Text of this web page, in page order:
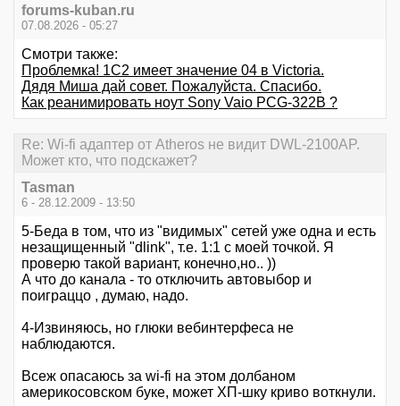
forums-kuban.ru
07.08.2026 - 05:27
Смотри также:
Проблемка! 1С2 имеет значение 04 в Victoria.
Дядя Миша дай совет. Пожалуйста. Спасибо.
Как реанимировать ноут Sony Vaio PCG-322B ?
Re: Wi-fi адаптер от Atheros не видит DWL-2100AP.
Может кто, что подскажет?
Tasman
6 - 28.12.2009 - 13:50
5-Беда в том, что из "видимых" сетей уже одна и есть
незащищенный "dlink", т.е. 1:1 с моей точкой. Я
проверю такой вариант, конечно,но.. ))
А что до канала - то отключить автовыбор и
поиграццо , думаю, надо.
4-Извиняюсь, но глюки вебинтерфеса не
наблюдаются.
Всеж опасаюсь за wi-fi на этом долбаном
америкосовском буке, может ХП-шку криво воткнули.